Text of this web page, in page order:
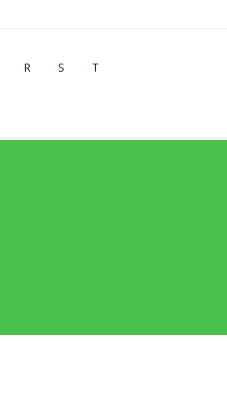
R S T